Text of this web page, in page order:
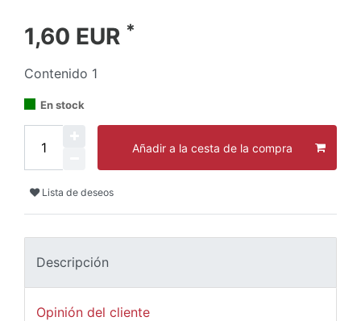
1,60 EUR *
Contenido 1
En stock
Añadir a la cesta de la compra
Lista de deseos
Descripción
Opinión del cliente